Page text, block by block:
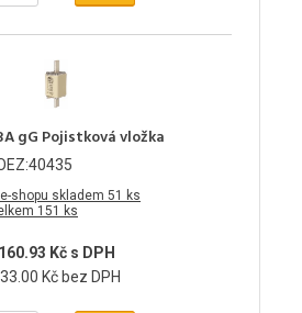
gG Pojistková vložka
shopu skladem 51 ks
151 ks
160.93 Kč s DPH
Kč bez DPH